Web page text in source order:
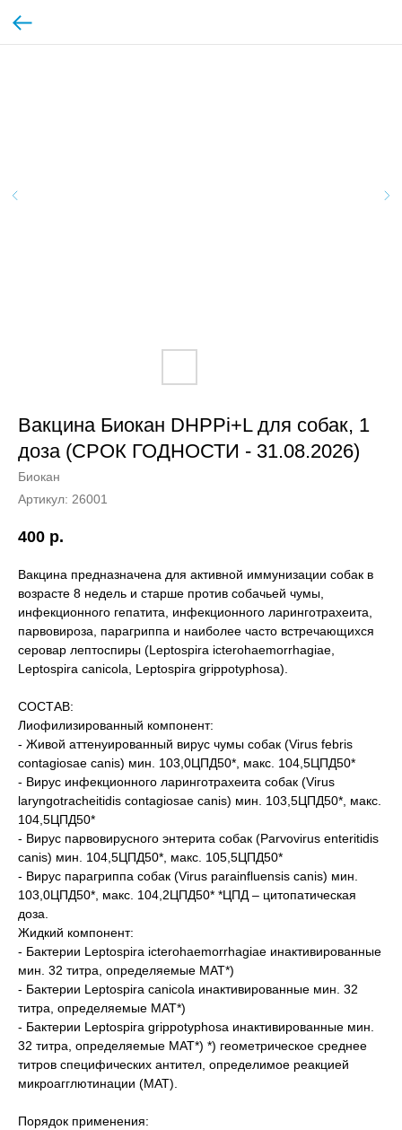
Вакцина Биокан DHPPi+L для собак, 1
доза (СРОК ГОДНОСТИ - 31.08.2026)
Биокан
Артикул: 26001
400 р.
Вакцина предназначена для активной иммунизации собак в
возрасте 8 недель и старше против собачьей чумы,
инфекционного гепатита, инфекционного ларинготрахеита,
парвовироза, парагриппа и наиболее часто встречающихся
серовар лептоспиры (Leptospira icterohaemorrhagiae,
Leptospira canicola, Leptospira grippotyphosa).
СОСТАВ:
Лиофилизированный компонент:
- Живой аттенуированный вирус чумы собак (Virus febris
contagiosae canis) мин. 103,0ЦПД50*, макс. 104,5ЦПД50*
- Вирус инфекционного ларинготрахеита собак (Virus
laryngotracheitidis contagiosae canis) мин. 103,5ЦПД50*, макс.
104,5ЦПД50*
- Вирус парвовирусного энтерита собак (Parvovirus enteritidis
canis) мин. 104,5ЦПД50*, макс. 105,5ЦПД50*
- Вирус парагриппа собак (Virus parainfluensis canis) мин.
103,0ЦПД50*, макс. 104,2ЦПД50* *ЦПД – цитопатическая
доза.
Жидкий компонент:
- Бактерии Leptospira icterohaemorrhagiae инактивированные
мин. 32 титра, определяемые МАТ*)
- Бактерии Leptospira canicola инактивированные мин. 32
титра, определяемые МАТ*)
- Бактерии Leptospira grippotyphosa инактивированные мин.
32 титра, определяемые МАТ*) *) геометрическое среднее
титров специфических антител, определимое реакцией
микроагглютинации (МАТ).
Порядок применения: